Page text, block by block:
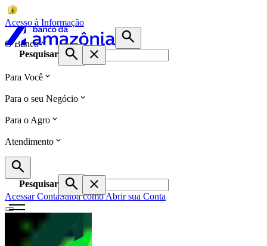
Acesso à Informação
O Banco
Pesquisar
Para Você
Para o seu Negócio
Para o Agro
Atendimento
Pesquisar
Acessar ContaSaiba como Abrir sua Conta